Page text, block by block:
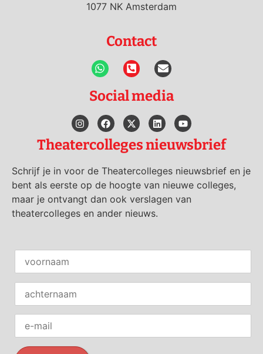
1077 NK Amsterdam
Contact
Social media
Theatercolleges nieuwsbrief
Schrijf je in voor de Theatercolleges nieuwsbrief en je
bent als eerste op de hoogte van nieuwe colleges,
maar je ontvangt dan ook verslagen van
theatercolleges en ander nieuws.